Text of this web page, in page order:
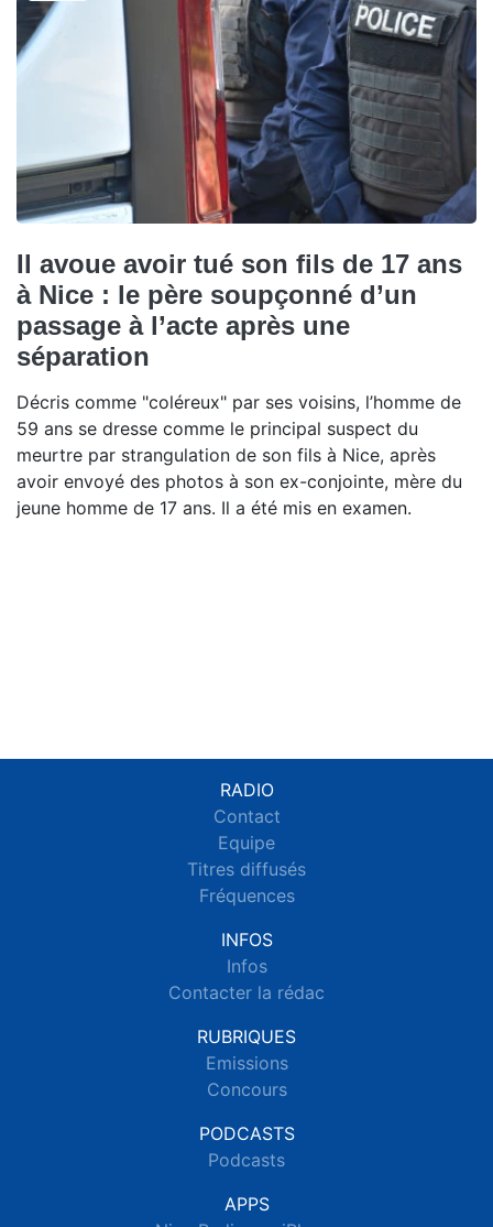
Il avoue avoir tué son fils de 17 ans
à Nice : le père soupçonné d’un
passage à l’acte après une
séparation
Décris comme "coléreux" par ses voisins, l’homme de
59 ans se dresse comme le principal suspect du
meurtre par strangulation de son fils à Nice, après
avoir envoyé des photos à son ex-conjointe, mère du
jeune homme de 17 ans. Il a été mis en examen.
RADIO
Contact
Equipe
Titres diffusés
Fréquences
INFOS
Infos
Contacter la rédac
RUBRIQUES
Emissions
Concours
PODCASTS
Podcasts
APPS